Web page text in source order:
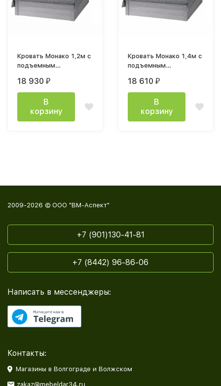
Кровать Монако 1,2м с
подъемным
18 930 ₽
В
корзину
Кровать Монако 1,4м с
подъемным
18 610 ₽
В
корзину
2009-2026 © ООО "ВМ-Аспект"
+7 (901)130-41-81
+7 (8442) 96-86-06
Написать в мессенджеры:
Контакты:
Магазины в Волгограде и Волжском
zakaz@mebeldar34.ru